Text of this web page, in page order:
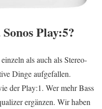
Play:5?
als auch als Stereo-
Dinge aufgefallen.
der Play:1. Wer mehr Bass
ergänzen. Wir haben